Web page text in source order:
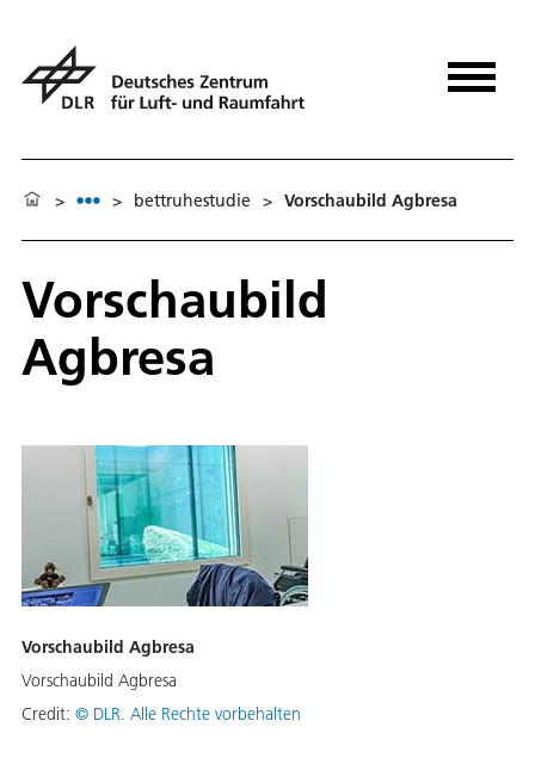
> > bettruhestudie > Vorschaubild Agbresa
Vorschaubild
Agbresa
Vorschaubild Agbresa
Vorschaubild Agbresa
Credit: © DLR. Alle Rechte vorbehalten